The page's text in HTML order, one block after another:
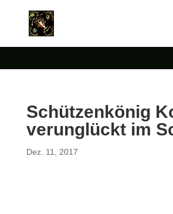
Schützenkönig
verunglückt im
Dez. 11, 2017